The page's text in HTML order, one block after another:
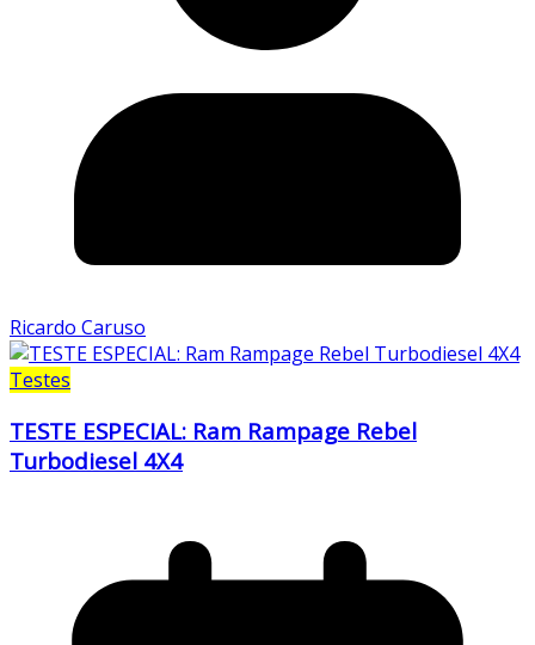
Ricardo Caruso
Testes
TESTE ESPECIAL: Ram Rampage Rebel
Turbodiesel 4X4